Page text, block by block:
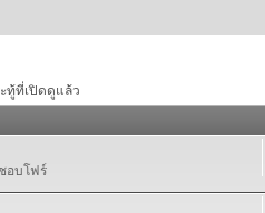
ทู้ที่เปิดดูแล้ว
อบโฟร์